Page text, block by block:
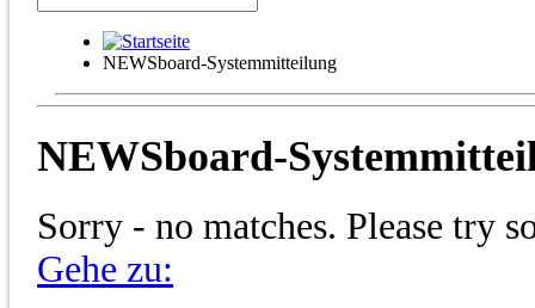
NEWSboard-Systemmitteilung
NEWSboard-
Sorry - no matches. Please try
Gehe zu: